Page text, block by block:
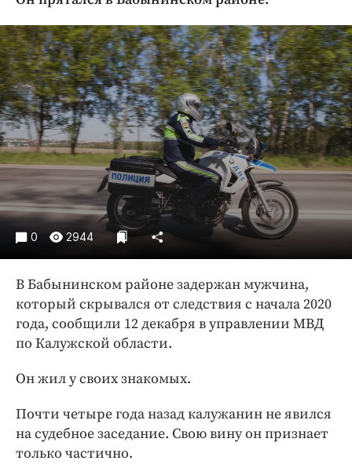
Криминал
Культура
Недвижимость и ЖКХ
Образование
Общество
Погода
Праздники
Происшествия
Спорт
Экономика и бизнес
Блоги
Издания
Медиаперсона
Интересное чтиво
Клиника года
Работодатель года
0 2944
В Бабынинском районе задержан мужчина,
который скрывался от следствия с начала 2020
года, сообщили 12 декабря в управлении МВД
по Калужской области.
Он жил у своих знакомых.
Почти четыре года назад калужанин не явился
на судебное заседание. Свою вину он признает
только частично.